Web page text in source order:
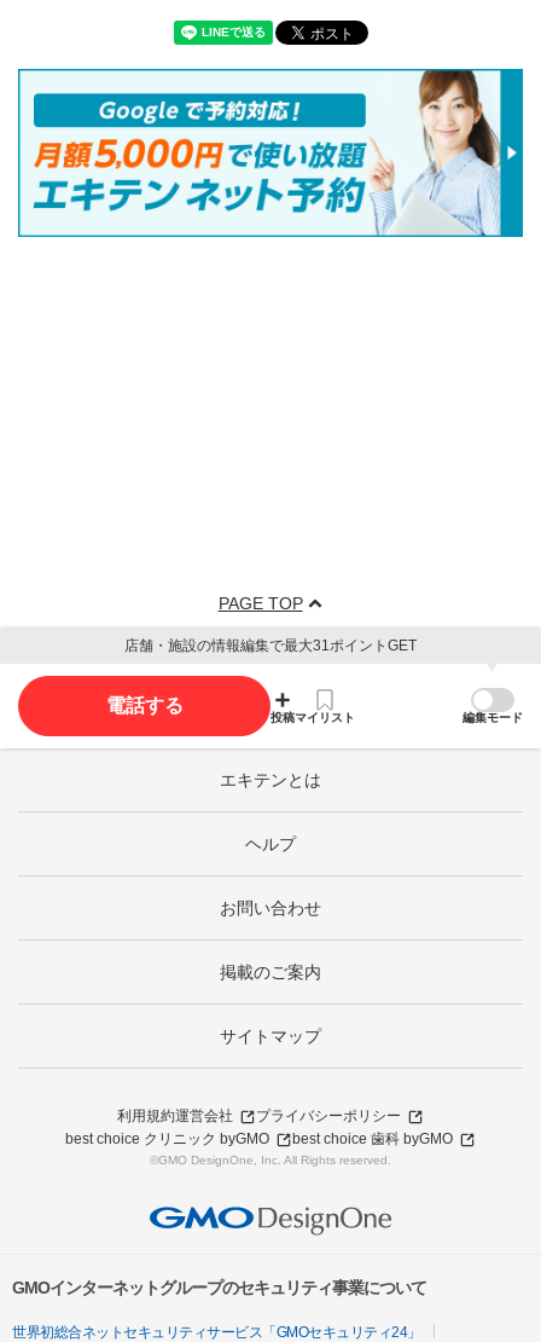
PAGE TOP
店舗・施設の情報編集で最大31ポイントGET
電話する
投稿マイリスト 編集モード
エキテンとは
ヘルプ
お問い合わせ
掲載のご案内
サイトマップ
利用規約運営会社
プライバシーポリシー
best choice クリニック byGMO
best choice 歯科 byGMO
©GMO DesignOne, Inc. All Rights reserved.
GMOインターネットグループのセキュリティ事業について
世界初総合ネットセキュリティサービス「GMOセキュリティ24」